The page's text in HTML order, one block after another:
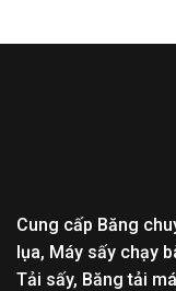
Cung cấp Băng
lụa, Máy sấy chạy
Tải sấy, Băng tải